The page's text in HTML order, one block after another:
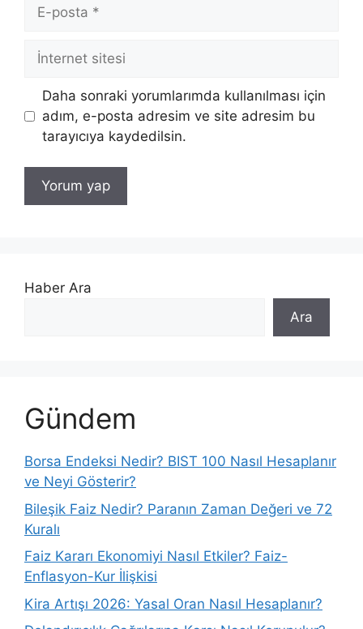
posta
İnternet
sitesi
Daha sonraki yorumlarımda kullanılması için
adım, e-posta adresim ve site adresim bu
tarayıcıya kaydedilsin.
Haber Ara
Ara
Gündem
Borsa Endeksi Nedir? BIST 100 Nasıl Hesaplanır
ve Neyi Gösterir?
Bileşik Faiz Nedir? Paranın Zaman Değeri ve 72
Kuralı
Faiz Kararı Ekonomiyi Nasıl Etkiler? Faiz-
Enflasyon-Kur İlişkisi
Kira Artışı 2026: Yasal Oran Nasıl Hesaplanır?